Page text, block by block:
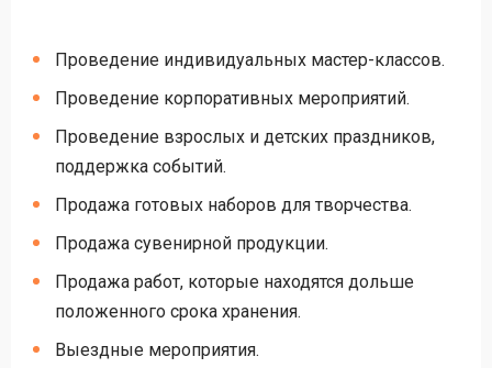
Проведение индивидуальных мастер-классов.
Проведение корпоративных мероприятий.
Проведение взрослых и детских праздников,
поддержка событий.
Продажа готовых наборов для творчества.
Продажа сувенирной продукции.
Продажа работ, которые находятся дольше
положенного срока хранения.
Выездные мероприятия.